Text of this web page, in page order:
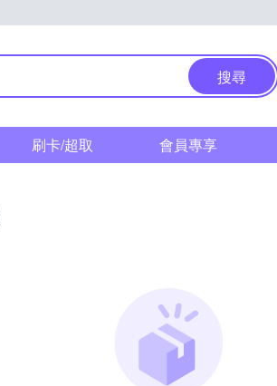
搜尋
刷卡/超取 會員專享